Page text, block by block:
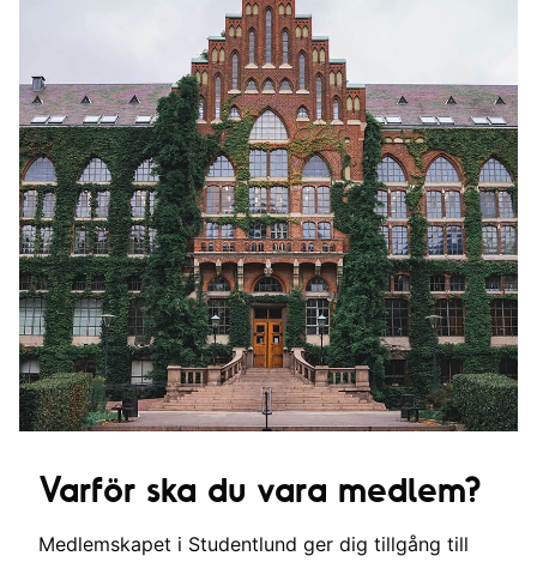
Varför ska du vara medlem?
Medlemskapet i Studentlund ger dig tillgång till